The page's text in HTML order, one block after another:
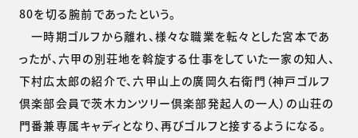
80を切る腕前であったという。
一時期ゴルフから離れ、様々な職業を転々とした宮本であ
ったが、六甲の別荘地を斡旋する仕事をしていた一家の知人、
下村広太郎の紹介で、六甲山上の廣岡久右衛門（神戸ゴルフ
倶楽部会員で茨木カンツリー倶楽部発起人の一人）の山荘の
門番兼専属キャディとなり、再びゴルフと接するようになる。